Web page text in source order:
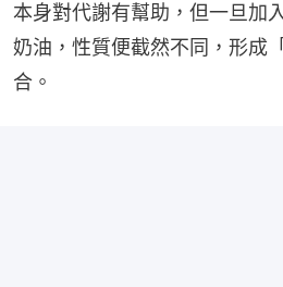
本身對代謝有幫助，但一旦加
奶油，性質便截然不同，形成
合。